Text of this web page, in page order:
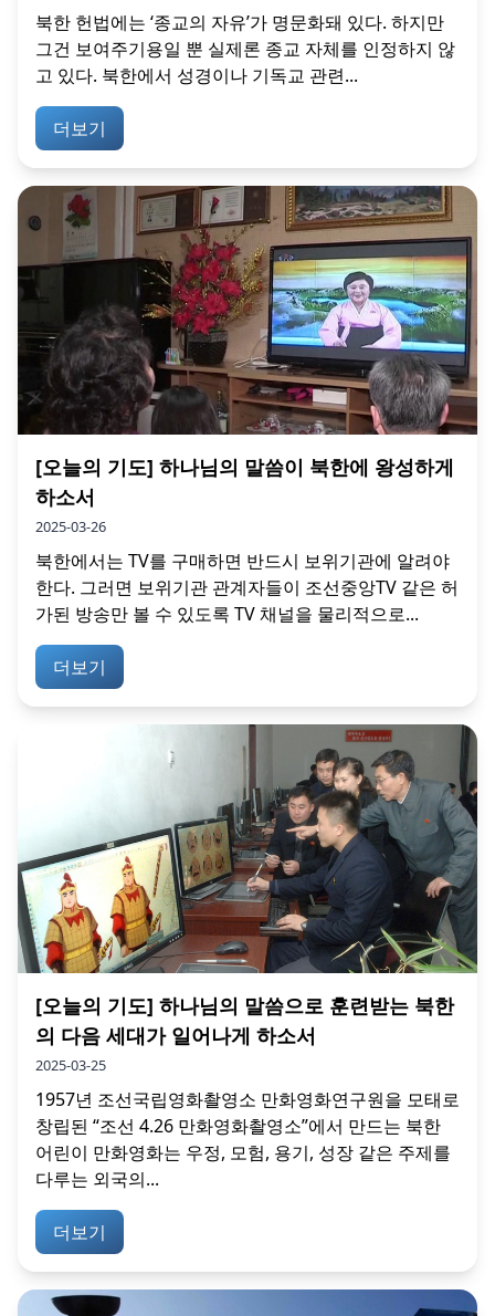
북한 헌법에는 ‘종교의 자유’가 명문화돼 있다. 하지만
그건 보여주기용일 뿐 실제론 종교 자체를 인정하지 않
고 있다. 북한에서 성경이나 기독교 관련...
더보기
[오늘의 기도] 하나님의 말씀이 북한에 왕성하게
하소서
2025-03-26
북한에서는 TV를 구매하면 반드시 보위기관에 알려야
한다. 그러면 보위기관 관계자들이 조선중앙TV 같은 허
가된 방송만 볼 수 있도록 TV 채널을 물리적으로...
더보기
[오늘의 기도] 하나님의 말씀으로 훈련받는 북한
의 다음 세대가 일어나게 하소서
2025-03-25
1957년 조선국립영화촬영소 만화영화연구원을 모태로
창립된 “조선 4.26 만화영화촬영소”에서 만드는 북한
어린이 만화영화는 우정, 모험, 용기, 성장 같은 주제를
다루는 외국의...
더보기